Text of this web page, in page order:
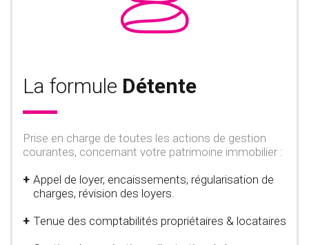
La formule Détente
Prise en charge de toutes les actions de gestion
courantes, concernant votre patrimoine immobilier :
Appel de loyer, encaissements, régularisation de
charges, révision des loyers.
Tenue des comptabilités propriétaires & locataires